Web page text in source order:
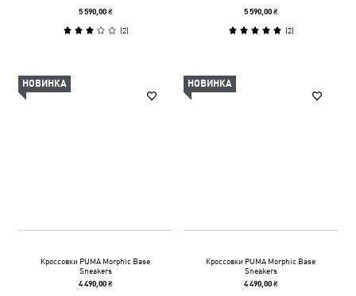
5 590,00 ₴
(2)
5 590,00 ₴
(2)
НОВИНКА
Кроссовки PUMA Morphic Base
Sneakers
4 490,00 ₴
НОВИНКА
Кроссовки PUMA Morphic Base
Sneakers
4 490,00 ₴